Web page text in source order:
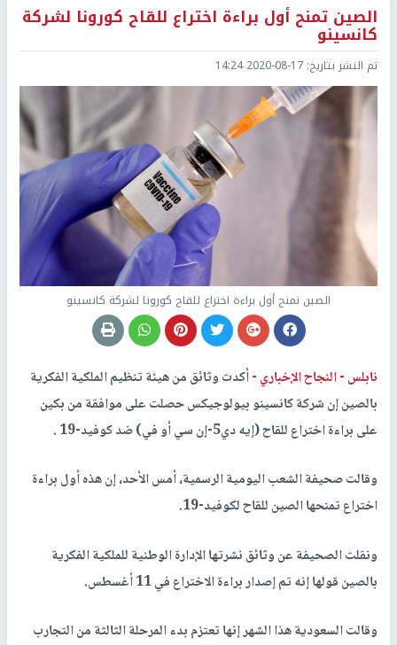
الصين تمنح أول براءة اختراع للقاح كورونا لشركة
كانسينو
تم النشر بتاريخ: 2020-08-17 14:24
الصين تمنح أول براءة اختراع للقاح كورونا لشركة كانسينو
نابلس -النجاح الإخباري -أكدت وثائق من هيئة تنظيم الملكية الفكرية
بالصين إن شركة كانسينو بيولوجيكس حصلت على موافقة من بكين
على براءة اختراع للقاح (إيه دي5-إن سي أو في) ضد كوفيد-19 .
وقالت صحيفة الشعب اليومية الرسمية، أمس الأحد، إن هذه أول براءة
اختراع تمنحها الصين للقاح لكوفيد-19.
ونقلت الصحيفة عن وثائق نشرتها الإدارة الوطنية للملكية الفكرية
بالصين قولها إنه تم إصدار براءة الاختراع في 11 أغسطس.
وقالت السعودية هذا الشهر إنها تعتزم بدء المرحلة الثالثة من التجارب